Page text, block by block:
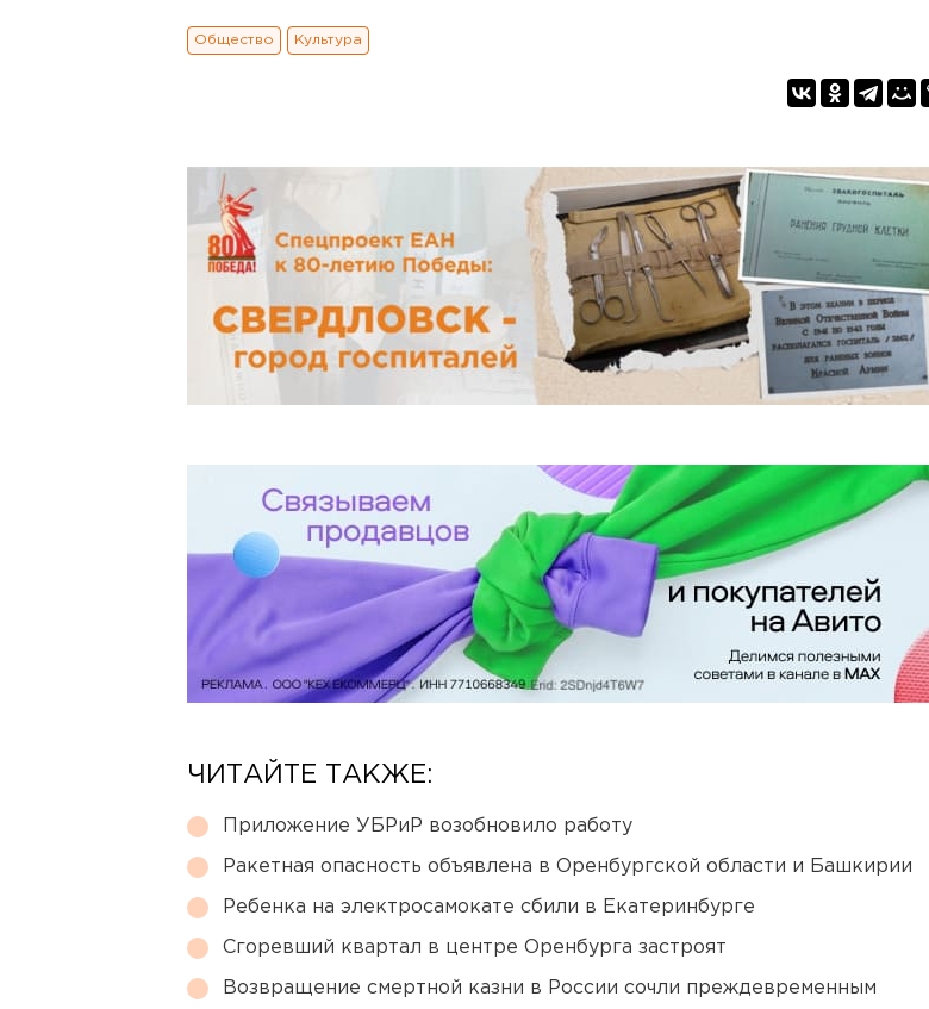
Общество Культура
ЧИТАЙТЕ ТАКЖЕ:
Приложение УБРиР возобновило работу
Ракетная опасность объявлена в Оренбургской области и Башкирии
Ребенка на электросамокате сбили в Екатеринбурге
Сгоревший квартал в центре Оренбурга застроят
Возвращение смертной казни в России сочли преждевременным